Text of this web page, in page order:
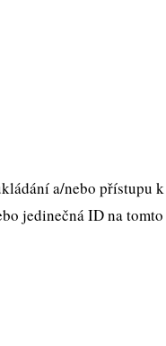
a/nebo
jedinečná ID na